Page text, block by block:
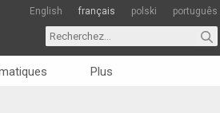
English français polski português
Plus